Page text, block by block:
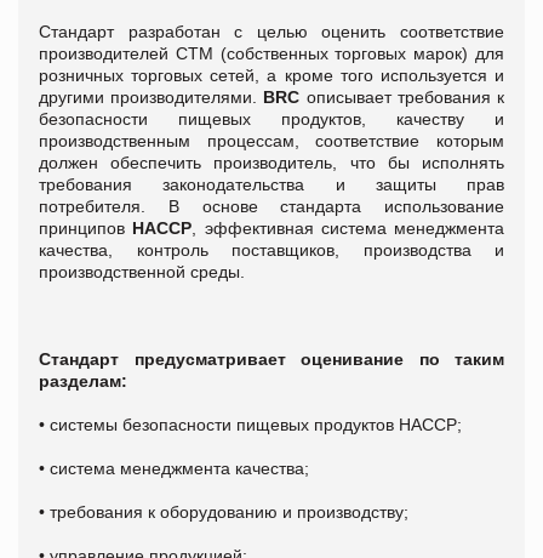
Стандарт разработан с целью оценить соответствие
производителей СТМ (собственных торговых марок) для
розничных торговых сетей, а кроме того используется и
другими производителями. BRC описывает требования к
безопасности пищевых продуктов, качеству и
производственным процессам, соответствие которым
должен обеспечить производитель, что бы исполнять
требования законодательства и защиты прав
потребителя. В основе стандарта использование
принципов НАССР , эффективная система менеджмента
качества, контроль поставщиков, производства и
производственной среды.
Стандарт предусматривает оценивание по таким
разделам:
• системы безопасности пищевых продуктов НАССP;
• система менеджмента качества;
• требования к оборудованию и производству;